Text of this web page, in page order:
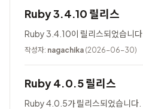
Ruby 3.4.10 릴리스
Ruby 3.4.10이 릴리스되었습니다.
작성자: nagachika (2026-06-30)
Ruby 4.0.5 릴리스
Ruby 4.0.5가 릴리스되었습니다.